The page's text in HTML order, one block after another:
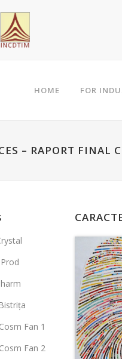
HOME FOR
– RAPORT FINAL
Fan 1
Fan 2